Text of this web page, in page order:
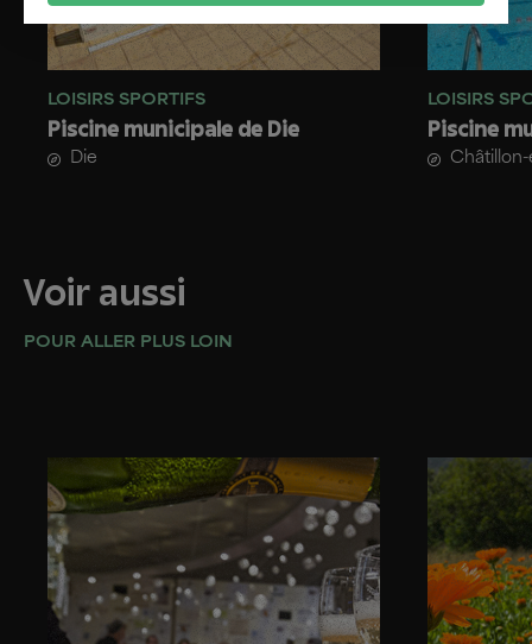
LOISIRS SPORTIFS
Piscine municipale de Die
Die
LOISIRS
Piscine
Châtillon-
Voir aussi
POUR ALLER PLUS LOIN